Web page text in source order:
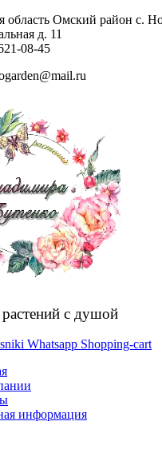
область Омский район с.
д. 11
08-45
с душой
Whatsapp Shopping-cart
информация